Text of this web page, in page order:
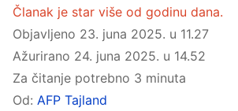
Članak je star više od godinu dana.
Objavljeno 23. juna 2025. u 11.27
Ažurirano 24. juna 2025. u 14.52
Za čitanje potrebno 3 minuta
Od: AFP Tajland